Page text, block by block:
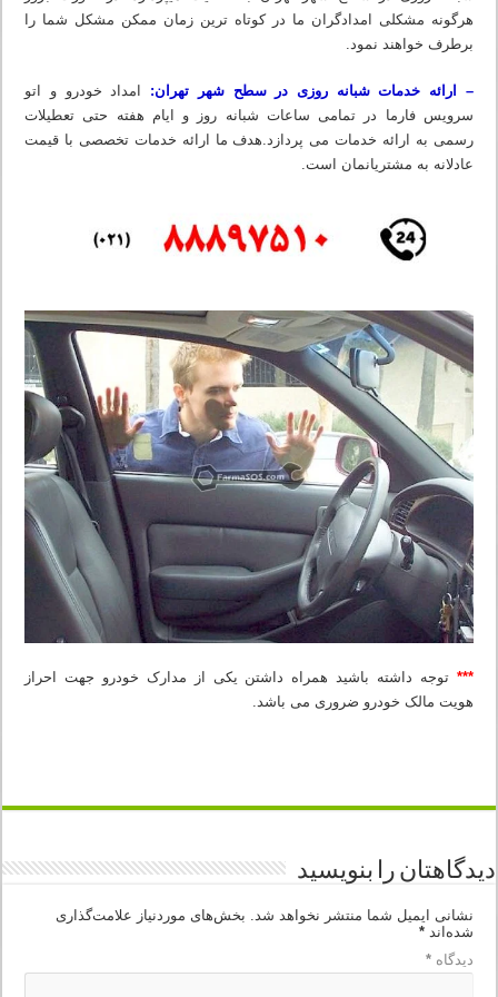
هرگونه مشکلی امدادگران ما در کوتاه ترین زمان ممکن مشکل شما را
برطرف خواهند نمود.
– ارائه خدمات شبانه روزی در سطح شهر تهران: امداد خودرو و اتو
سرویس فارما در تمامی ساعات شبانه روز و ایام هفته حتی تعطیلات
رسمی به ارائه خدمات می پردازد.هدف ما ارائه خدمات تخصصی با قیمت
عادلانه به مشتریانمان است.
***توجه داشته باشید همراه داشتن یکی از مدارک خودرو جهت احراز
هویت مالک خودرو ضروری می باشد.
دیدگاهتان را بنویسید
نشانی ایمیل شما منتشر نخواهد شد. بخش‌های موردنیاز علامت‌گذاری
شده‌اند*
دیدگاه*